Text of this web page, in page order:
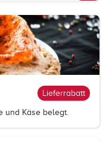
Lieferrabatt
und Käse belegt.